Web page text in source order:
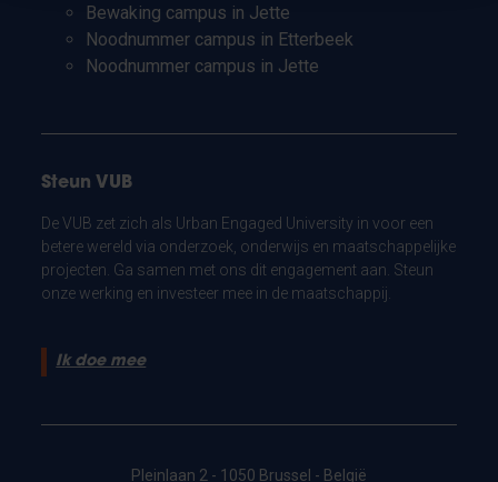
Bewaking campus in Jette
Noodnummer campus in Etterbeek
Noodnummer campus in Jette
Steun VUB
De VUB zet zich als Urban Engaged University in voor een
betere wereld via onderzoek, onderwijs en maatschappelijke
projecten. Ga samen met ons dit engagement aan. Steun
onze werking en investeer mee in de maatschappij.
Ik doe mee
Pleinlaan 2 - 1050 Brussel - België